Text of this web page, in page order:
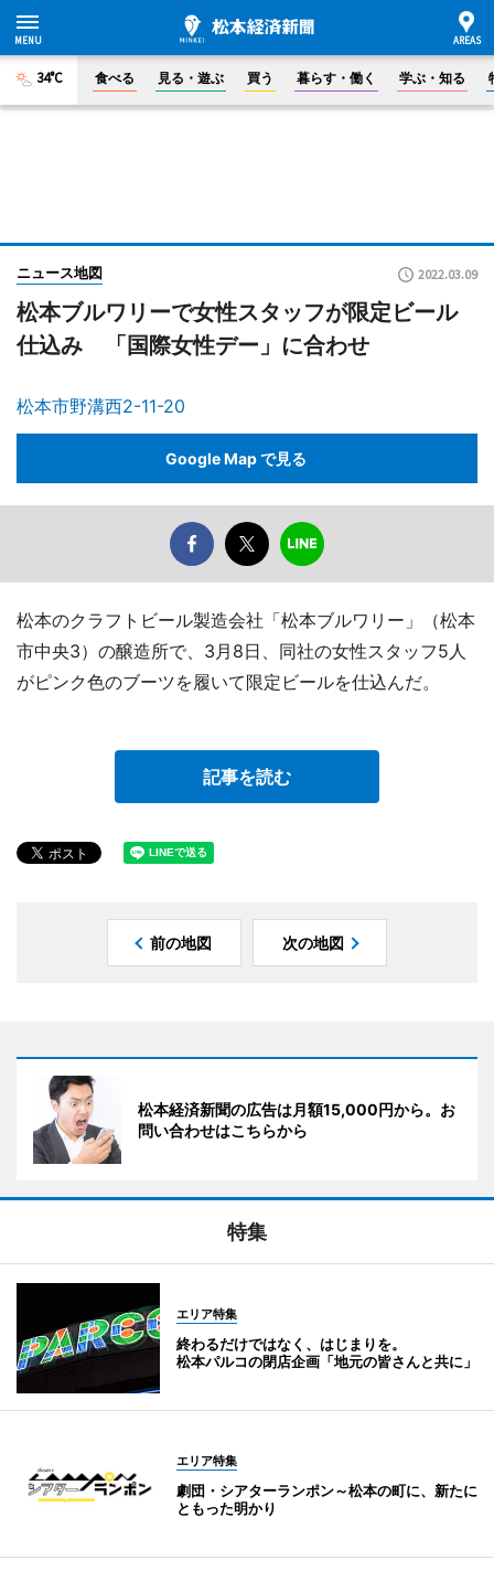
34°C 食べる 見る・遊ぶ 買う 暮らす・働く 学ぶ・知る
ニュース地図 2022.03.09
松本ブルワリーで女性スタッフが限定ビール
仕込み 「国際女性デー」に合わせ
松本市野溝西2-11-20
Google Map で見る
松本のクラフトビール製造会社「松本ブルワリー」（松本
市中央3）の醸造所で、3月8日、同社の女性スタッフ5人
がピンク色のブーツを履いて限定ビールを仕込んだ。
記事を読む
前の地図 次の地図
松本経済新聞の広告は月額15,000円から。お
問い合わせはこちらから
特集
エリア特集
終わるだけではなく、はじまりを。
松本パルコの閉店企画「地元の皆さんと共に」
エリア特集
劇団・シアターランポン～松本の町に、新たに
ともった明かり